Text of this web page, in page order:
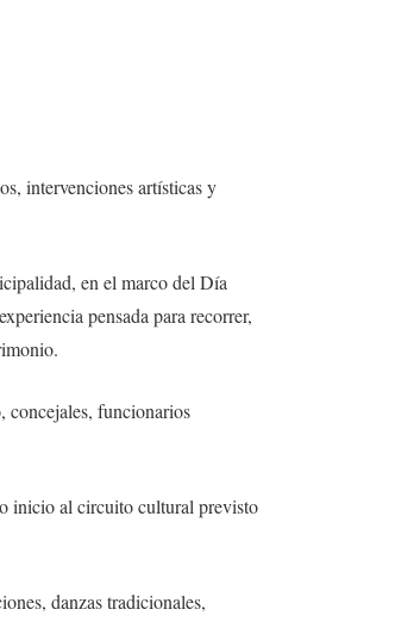
intervenciones artísticas y
en el marco del Día
pensada para recorrer,
concejales, funcionarios
inicio al circuito cultural previsto
danzas tradicionales,